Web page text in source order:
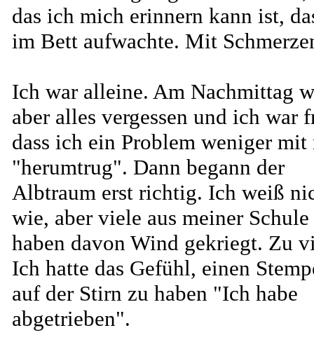
das ich mich erinnern kann ist,
im Bett aufwachte. Mit
Ich war alleine. Am Nachmittag
aber alles vergessen und ich war
dass ich ein Problem weniger
"herumtrug". Dann begann der
Albtraum erst richtig. Ich weiß
wie, aber viele aus meiner Schule
haben davon Wind gekriegt. Zu
Ich hatte das Gefühl, einen
auf der Stirn zu haben "Ich habe
abgetrieben".